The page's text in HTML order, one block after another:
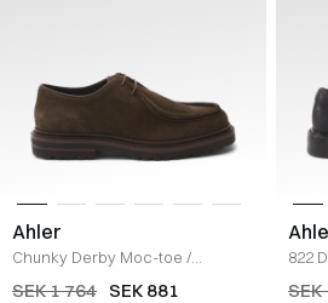
Ahler
Chunky Derby Moc-toe /
GREY/BROWN
SEK 1 764 SEK 881
822
SEK